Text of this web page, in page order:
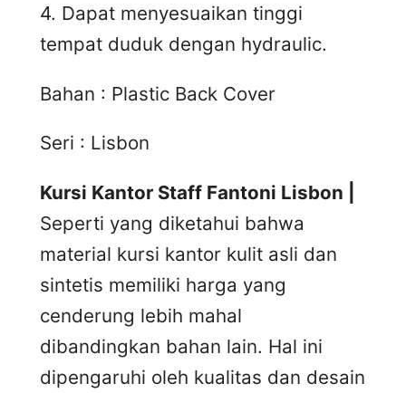
4. Dapat menyesuaikan tinggi
tempat duduk dengan hydraulic.
Bahan : Plastic Back Cover
Seri : Lisbon
Kursi Kantor Staff Fantoni Lisbon |
Seperti yang diketahui bahwa
material kursi kantor kulit asli dan
sintetis memiliki harga yang
cenderung lebih mahal
dibandingkan bahan lain. Hal ini
dipengaruhi oleh kualitas dan desain